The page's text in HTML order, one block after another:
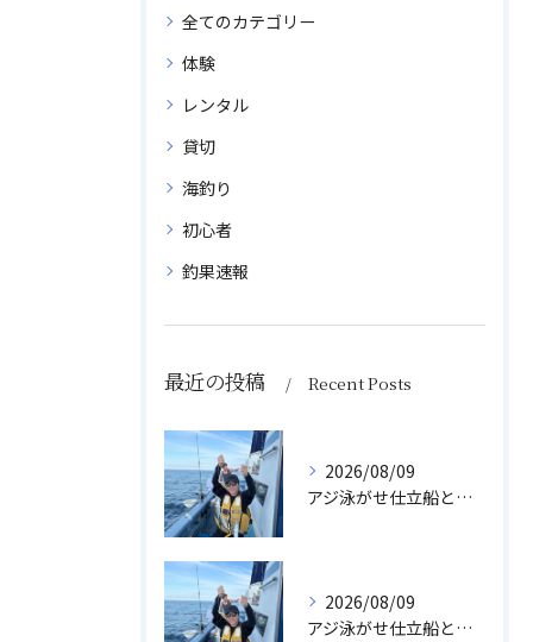
全てのカテゴリー
体験
レンタル
貸切
海釣り
初心者
釣果速報
最近の投稿 Recent Posts
2026/08/09
アジ泳がせ仕立船とスルメイカ船
2026/08/09
アジ泳がせ仕立船とスルメイカ船